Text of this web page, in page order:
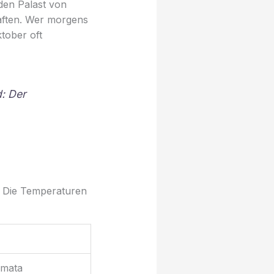
Palast von
Wer morgens
oft
Der
Temperaturen